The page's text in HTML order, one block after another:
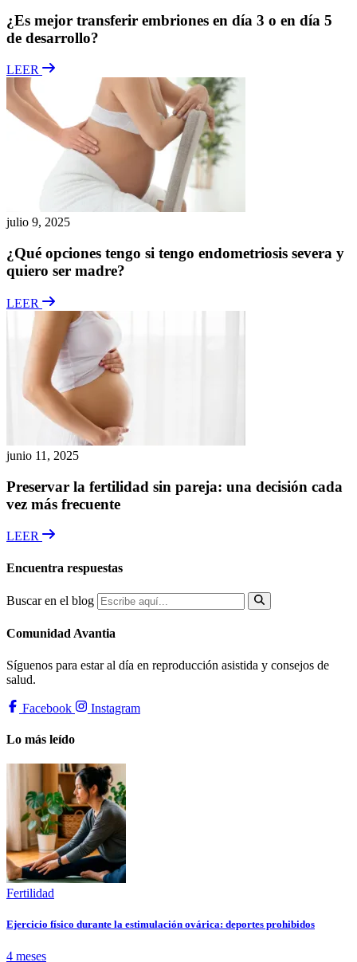
¿Es mejor transferir embriones en día 3 o en día 5
de desarrollo?
LEER
julio 9, 2025
¿Qué opciones tengo si tengo endometriosis severa y
quiero ser madre?
LEER
junio 11, 2025
Preservar la fertilidad sin pareja: una decisión cada
vez más frecuente
LEER
Encuentra respuestas
Buscar en el blog
Comunidad Avantia
Síguenos para estar al día en reproducción asistida y consejos de
salud.
Facebook Instagram
Lo más leído
Fertilidad
Ejercicio físico durante la estimulación ovárica: deportes prohibidos
4 meses